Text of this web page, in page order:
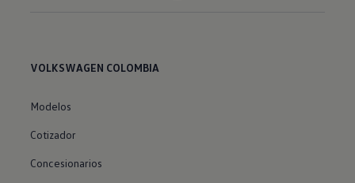
VOLKSWAGEN COLOMBIA
Modelos
Cotizador
Concesionarios